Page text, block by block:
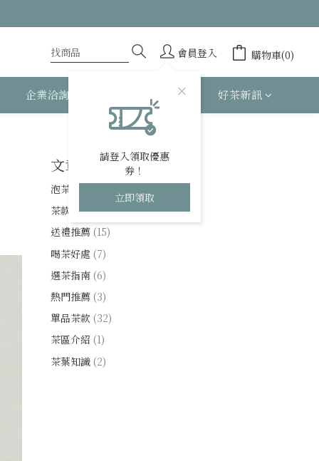
會員登入
請登入領取優惠
券！
立即領取
購物車(0)
企業洽詢 關於 BESTEA 好茶新訊
文章分類
泡茶技巧
茶款解析(40)
送禮推薦 (15)
喝茶好處 (7)
選茶指南 (6)
熱門推薦 (3)
單品茶款 (32)
茶區介紹 (1)
茶葉知識 (2)